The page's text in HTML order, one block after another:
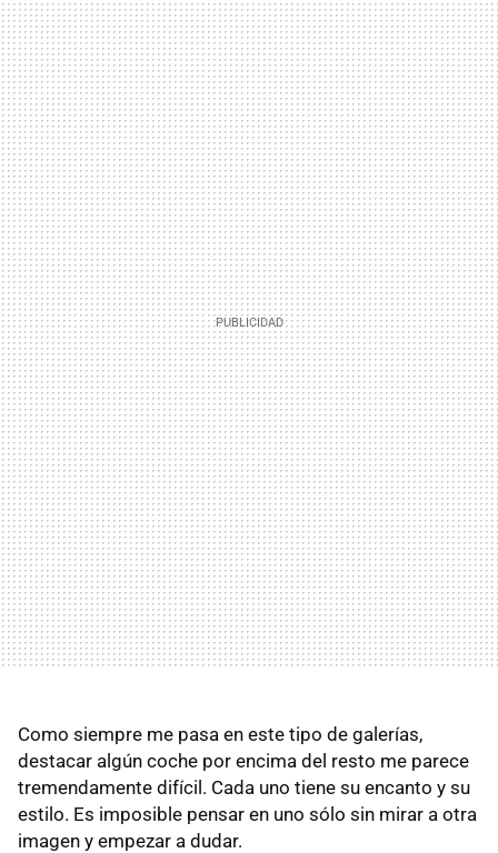
Como siempre me pasa en este tipo de galerías,
destacar algún coche por encima del resto me parece
tremendamente difícil. Cada uno tiene su encanto y su
estilo. Es imposible pensar en uno sólo sin mirar a otra
imagen y empezar a dudar.